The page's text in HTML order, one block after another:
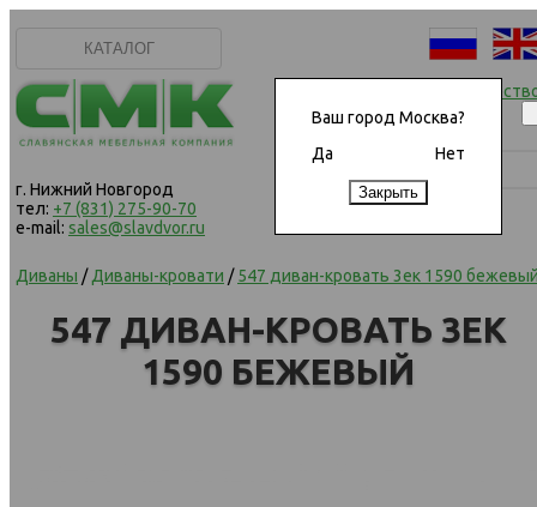
Ваш город Москва?
Да
Нет
КАТАЛОГ
г. Нижний Новгород
тел: +7 (831) 275-90-70
e-mail: sales@slavdvor.ru
Начать
Диваны /Диваны-кровати /547 диван-кровать 3ек 1590
547 ДИВАН-КРОВАТЬ 3ЕК
1590 БЕЖЕВЫЙ